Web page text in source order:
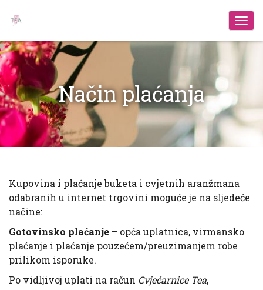
Način plaćanja
Kupovina i plaćanje buketa i cvjetnih aranžmana
odabranih u internet trgovini moguće je na sljedeće
načine:
Gotovinsko plaćanje – opća uplatnica, virmansko
plaćanje i plaćanje pouzećem/preuzimanjem robe
prilikom isporuke.
Po vidljivoj uplati na račun Cvjećarnice Tea,